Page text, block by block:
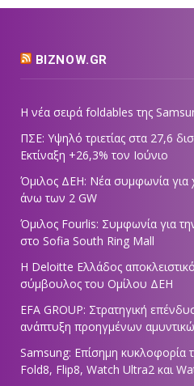
BIZNOW.GR
Η νέα σειρά foldables της
ΠΣΕ: Υψηλό τριετίας στα 27,6
Εκτίναξη +26,3% τον Ιούνιο
Όμιλος ΔΕΗ: Νέα συμφωνία
άνω των 2 GW
Όμιλος Fourlis: Συμφωνία για
στο Sofia South Ring Mall
Η Deloitte Ελλάδος
σύμβουλος του Ομίλου ΔΕΗ
EFA GROUP: Στρατηγική
ανάπτυξη προηγμένων
Samsung: Επίσημη κυκλοφορία
Fold8, Flip8, Watch Ultra2 και